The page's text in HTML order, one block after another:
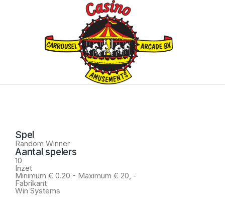
Spel
Random Winner
Aantal spelers
10
Inzet
Minimum € 0.20 - Maximum € 20, -
Fabrikant
Win Systems